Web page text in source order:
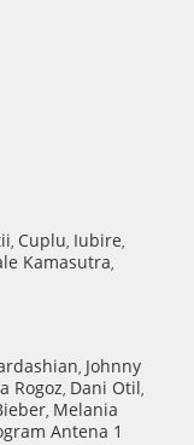
, Cuplu, Iubire,
Kamasutra,
, Johnny
Rogoz, Dani Otil,
, Melania
Antena 1